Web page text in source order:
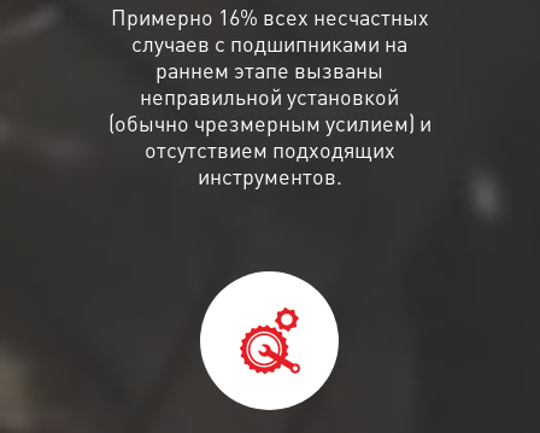
Примерно 16% всех несчастных
случаев с подшипниками на
раннем этапе вызваны
неправильной установкой
(обычно чрезмерным усилием) и
отсутствием подходящих
инструментов.